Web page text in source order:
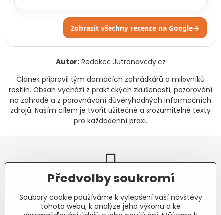
Zobrazit všechny recenze na Google→
Autor:Redakce Jutronavody.cz
Článek připravil tým domácích zahrádkářů a milovníků
rostlin. Obsah vychází z praktických zkušeností, pozorování
na zahradě a z porovnávání důvěryhodných informačních
zdrojů. Naším cílem je tvořit užitečné a srozumitelné texty
pro každodenní praxi.
Newsletter
Odebírat naše novinky:
Předvolby soukromí
Soubory cookie používáme k vylepšení vaší návštěvy
tohoto webu, k analýze jeho výkonu a ke